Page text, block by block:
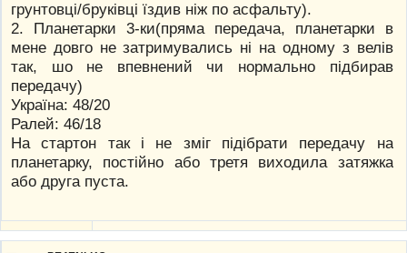
грунтовці/бруківці їздив ніж по асфальту).
2. Планетарки 3-ки(пряма передача, планетарки в
мене довго не затримувались ні на одному з велів
так, шо не впевнений чи нормально підбирав
передачу)
Україна: 48/20
Ралей: 46/18
На стартон так і не зміг підібрати передачу на
планетарку, постійно або третя виходила затяжка
або друга пуста.